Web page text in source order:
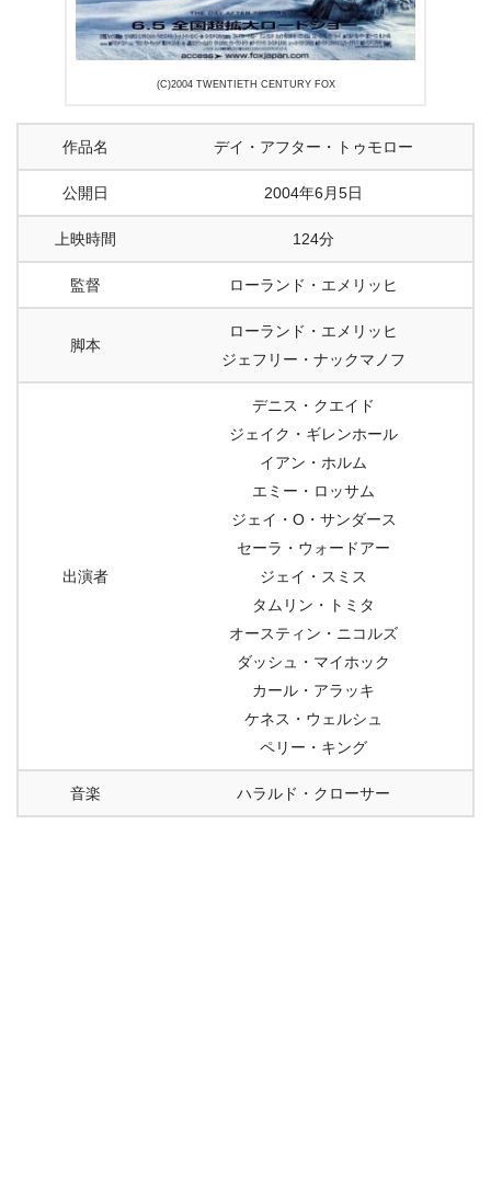
(C)2004 TWENTIETH CENTURY FOX
作品名 デイ・アフター・トゥモロー
公開日 2004年6月5日
上映時間 124分
監督 ローランド・エメリッヒ
脚本
ローランド・エメリッヒ
ジェフリー・ナックマノフ
出演者
デニス・クエイド
ジェイク・ギレンホール
イアン・ホルム
エミー・ロッサム
ジェイ・O・サンダース
セーラ・ウォードアー
ジェイ・スミス
タムリン・トミタ
オースティン・ニコルズ
ダッシュ・マイホック
カール・アラッキ
ケネス・ウェルシュ
ペリー・キング
音楽 ハラルド・クローサー